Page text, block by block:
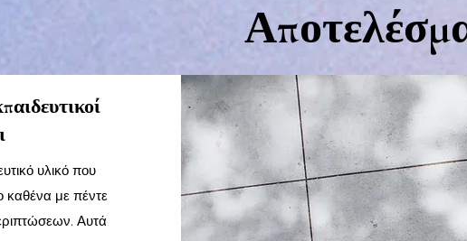
υλικό που
καθένα με πέντε
Αυτά